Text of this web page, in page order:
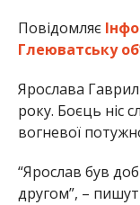
Повідомляє
Глеюватську
Ярослава
року. Боєць ніс
вогневої
“Ярослав був
другом”, –